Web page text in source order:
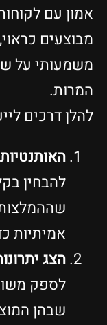
אמון עם
מבוצעים
משמעותי על
המרות.
להלן דרכים
להבחין
שההמלצות
אמיתיות
הצג
לספק
שבהן